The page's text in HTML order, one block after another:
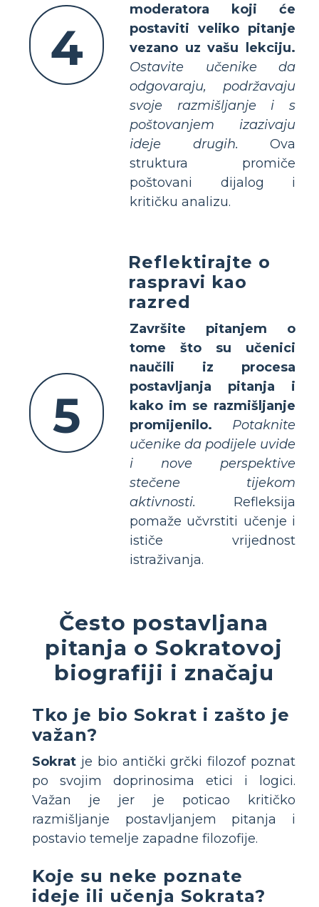
4
moderatora koji će
postaviti veliko pitanje
vezano uz vašu lekciju.
Ostavite učenike da
odgovaraju, podržavaju
svoje razmišljanje i s
poštovanjem izazivaju
ideje drugih. Ova
struktura promiče
poštovani dijalog i
kritičku analizu.
5
Reflektirajte o
raspravi kao
razred
Završite pitanjem o
tome što su učenici
naučili iz procesa
postavljanja pitanja i
kako im se razmišljanje
promijenilo.
Potaknite
učenike da podijele uvide
i nove perspektive
stečene tijekom
aktivnosti. Refleksija
pomaže učvrstiti učenje i
ističe vrijednost
istraživanja.
Često postavljana
pitanja o Sokratovoj
biografiji i značaju
Tko je bio Sokrat i zašto je
važan?
Sokrat je bio antički grčki filozof poznat
po svojim doprinosima etici i logici.
Važan je jer je poticao kritičko
razmišljanje postavljanjem pitanja i
postavio temelje zapadne filozofije.
Koje su neke poznate
ideje ili učenja Sokrata?